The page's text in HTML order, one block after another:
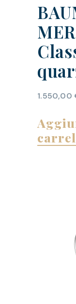
1.550,00